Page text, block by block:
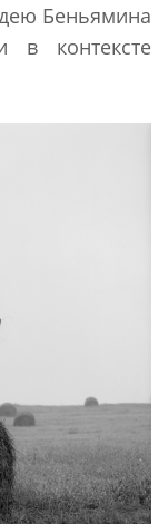
Беньямина
в контексте